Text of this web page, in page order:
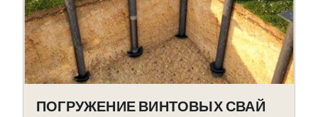
ПОГРУЖЕНИЕ ВИНТОВЫХ СВАЙ